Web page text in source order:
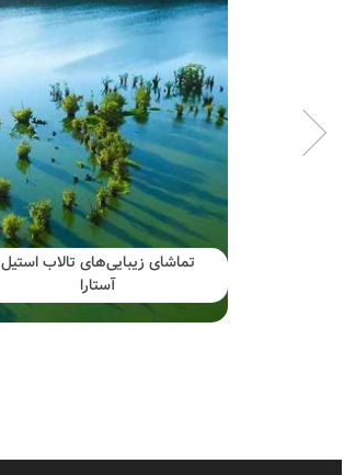
تماشای زیبایی‌های تالاب استیل
آستارا